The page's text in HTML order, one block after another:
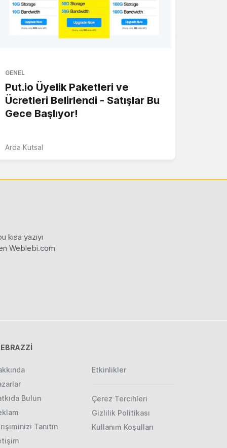
GENEL
Put.io Üyelik Paketleri ve
Ücretleri Belirlendi - Satışlar Bu
Gece Başlıyor!
Arda Kutsal
yazıyı
Weblebi.com
Bulun
Tanıtın
Etkinlikler
Çerez Tercihleri
Gizlilik Politikası
Kullanım Koşulları